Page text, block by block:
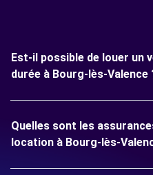
Est-il possible de louer un
durée à Bourg-lès-Valence
Quelles sont les
location à Bourg-lès-